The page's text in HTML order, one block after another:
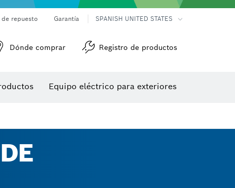
de repuesto Garantía SPANISH UNITED STATES
Dónde comprar Registro de productos
Equipo eléctrico para exteriores